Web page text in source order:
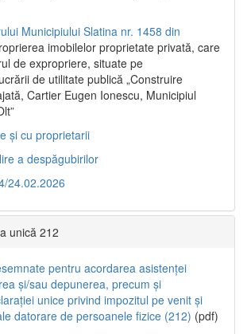
Municipiului Slatina nr. 1458 din
imobilelor proprietate privată, care
de expropriere, situate pe
de utilitate publică „Construire
Cartier Eugen Ionescu, Municipiul
și cu proprietarii
a despăgubirilor
24.02.2026
unică 212
pentru acordarea asistenței
și/sau depunerea, precum și
unice privind impozitul pe venit și
datorare de persoanele fizice (212) (pdf)